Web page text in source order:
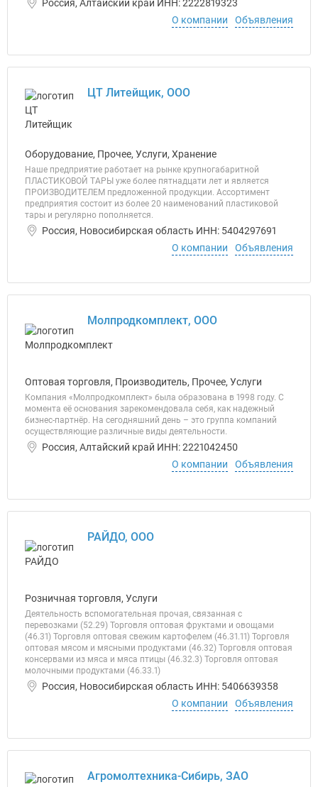
Россия, Алтайский край ИНН: 2222819323
О компании
Объявления
ЦТ Литейщик, ООО
Оборудование, Прочее, Услуги, Хранение
Наше предприятие работает на рынке крупногабаритной
ПЛАСТИКОВОЙ ТАРЫ уже более пятнадцати лет и является
ПРОИЗВОДИТЕЛЕМ предложенной продукции. Ассортимент
предприятия состоит из более 20 наименований пластиковой
тары и регулярно пополняется.
Россия, Новосибирская область ИНН: 5404297691
О компании
Объявления
Молпродкомплект, ООО
Оптовая торговля, Производитель, Прочее, Услуги
Компания «Молпродкомплект» была образована в 1998 году. С
момента её основания зарекомендовала себя, как надежный
бизнес-партнёр. На сегодняшний день – это группа компаний
осуществляющие различные виды деятельности.
Россия, Алтайский край ИНН: 2221042450
О компании
Объявления
РАЙДО, ООО
Розничная торговля, Услуги
Деятельность вспомогательная прочая, связанная с
перевозками (52.29) Торговля оптовая фруктами и овощами
(46.31) Торговля оптовая свежим картофелем (46.31.11) Торговля
оптовая мясом и мясными продуктами (46.32) Торговля оптовая
консервами из мяса и мяса птицы (46.32.3) Торговля оптовая
молочными продуктами (46.33.1)
Россия, Новосибирская область ИНН: 5406639358
О компании
Объявления
Агромолтехника-Сибирь, ЗАО